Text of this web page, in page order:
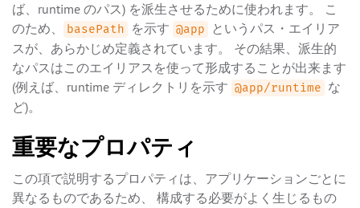
ば、runtime のパス) を派生させるために使われます。 こ
のため、
basePath を示す @app
というパス・エイリア
スが、あらかじめ定義されています。 その結果、派生的
なパスはこのエイリアスを使って形成することが出来ます
(例えば、runtime ディレクトリを示す @app/runtime な
ど)。
重要なプロパティ
この項で説明するプロパティは、アプリケーションごとに
異なるものであるため、 構成する必要がよく生じるもの